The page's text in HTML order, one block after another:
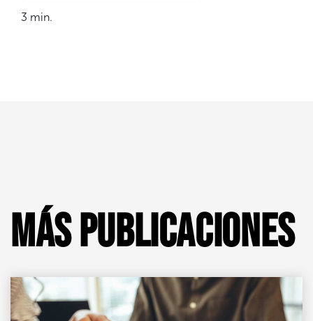
3 min.
Más publicaciones